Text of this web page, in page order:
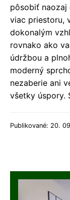
pôsobiť naozaj
viac priestoru,
dokonalým
rovnako ako
údržbou a
moderný
nezaberie ani
všetky úspory.
Publikované: 20.